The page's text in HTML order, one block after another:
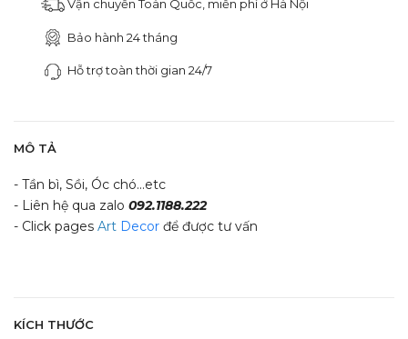
Vận chuyển Toàn Quốc, miễn phí ở Hà Nội
Bảo hành 24 tháng
Hỗ trợ toàn thời gian 24/7
MÔ TẢ
- Tần bì, Sồi, Óc chó...etc
- Liên hệ qua zalo 092.1188.222
- Click pages Art Decor để được tư vấn
KÍCH THƯỚC